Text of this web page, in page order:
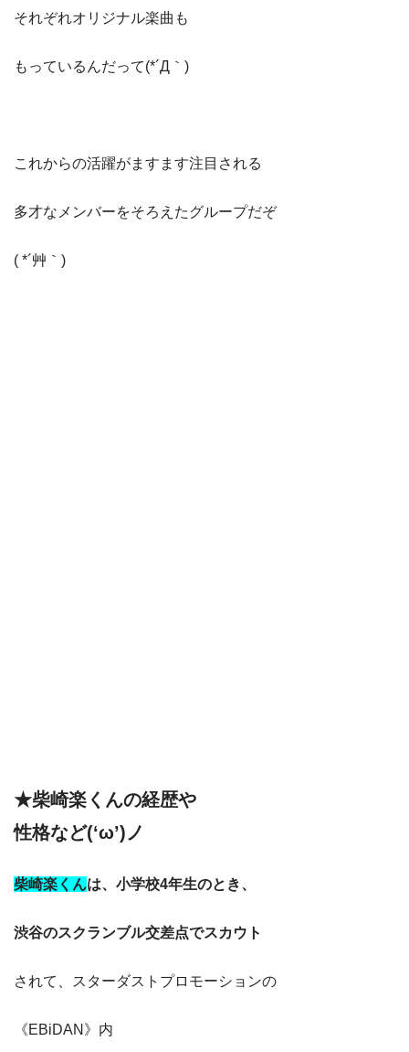
それぞれオリジナル楽曲も
もっているんだって(*´Д｀)
これからの活躍がますます注目される
多才なメンバーをそろえたグループだぞ
( *´艸｀)
★柴崎楽くんの経歴や
性格など(‘ω’)ノ
柴崎楽くんは、小学校4年生のとき、
渋谷のスクランブル交差点でスカウト
されて、スターダストプロモーションの
《EBiDAN》内